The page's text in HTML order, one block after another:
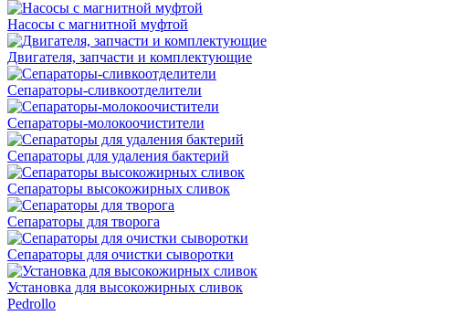
Насосы с магнитной муфтой
Двигателя, запчасти и комплектующие
Сепараторы-сливкоотделители
Сепараторы-молокоочистители
Сепараторы для удаления бактерий
Сепараторы высокожирных сливок
Сепараторы для творога
Сепараторы для очистки сыворотки
Установка для высокожирных сливок
Pedrollo